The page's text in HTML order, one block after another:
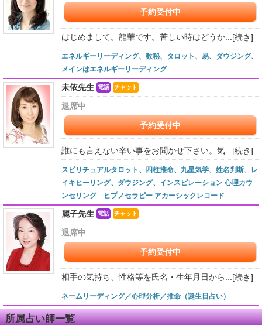
予約受付中
はじめまして。龍華です。苦しい時はどうか... [続き]
エネルギーリーディング、数秘、タロット、易、ダウジング、
メインはエネルギーリーディング
未依先生 電話 チャット
退席中
予約受付中
誰にも言えない辛い事をお聞かせ下さい。気... [続き]
スピリチュアルタロット、四柱推命、九星気学、姓名判断、レ
イキヒーリング、ダウジング、インスピレーション 心理カウ
ンセリング ヒプノセラピー アカーシックレコード
麗子先生 電話 チャット
退席中
予約受付中
相手の気持ち、性格等を氏名・生年月日から... [続き]
ネームリーディング／心理分析／推命（誕生日占い）
所属占い師一覧